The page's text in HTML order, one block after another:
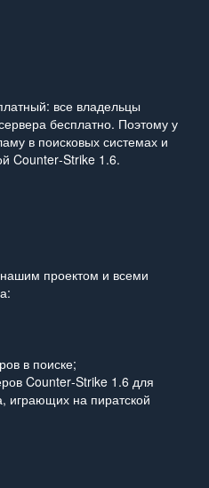
все владельцы
бесплатно. Поэтому у
в поисковых системах и
Counter‑Strike 1.6.
проектом и всеми
в поиске;
Counter‑Strike 1.6 для
играющих на пиратской